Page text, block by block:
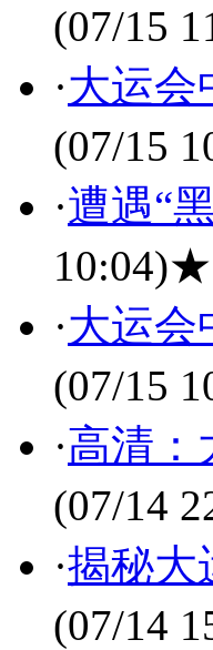
(07/15
·大运会
(07/15
·遭遇“
10:04)
·大运会
(07/15
·高清：
(07/14
·揭秘大
(07/14